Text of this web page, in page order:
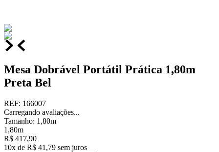
Mesa Dobrável Portátil Prática 1,80m
Preta Bel
REF: 166007
Carregando avaliações...
Tamanho: 1,80m
1,80m
R$ 417,90
10x de R$ 41 ,79 sem juros